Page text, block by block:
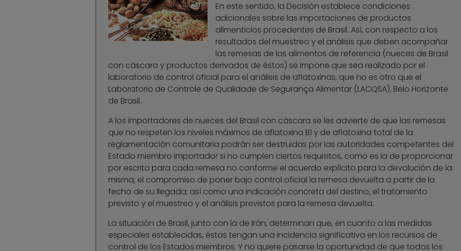
En este sentido, la Decisión establece condiciones
adicionales sobre las importaciones de productos
alimenticios procedentes de Brasil. Así, con respecto a los
resultados del muestreo y el análisis que deben acompañar
las remesas de los alimentos de referencia (nueces de Brasil
con cáscara y productos derivados de éstos) se impone que sea realizado por el
laboratorio de control oficial para el análisis de aflatoxinas, que no es otro que el
Laboratorio de Controle de Qualidade de Segurança Alimentar (LACQSA), Belo Horizonte
de Brasil.
A los importadores de nueces del Brasil con cáscara se les advierte de que las remesas
que no respeten los niveles máximos de aflatoxina B1 y de aflatoxina total de la
reglamentación comunitaria podrán ser destruidas por las autoridades competentes del
Estado miembro importador si no cumplen ciertos requisitos, como es la de proporcionar
por escrito para cada remesa no conforme el acuerdo explícito para la devolución de la
misma; el compromiso de poner bajo control oficial la remesa devuelta a partir de la
fecha de su llegada; así como una indicación concreta del destino, el tratamiento
previsto y el muestreo y el análisis previstos para la remesa devuelta.
La situación de Brasil, junto con la de Irán, determinan que, en cuanto a las medidas
especiales establecidas, éstas tengan una incidencia significativa en los recursos de
control de los Estados miembros. Y no quiere pasarse la oportunidad de que todos los